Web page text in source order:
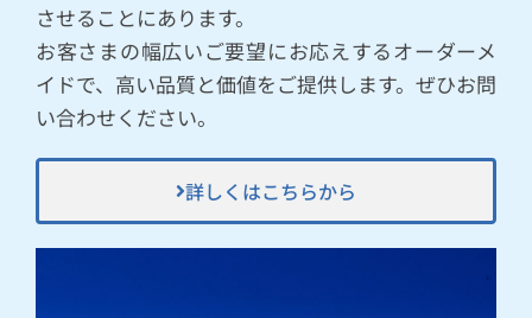
させることにあります。
お客さまの幅広いご要望にお応えするオーダーメ
イドで、高い品質と価値をご提供します。ぜひお問
い合わせください。
詳しくはこちらから